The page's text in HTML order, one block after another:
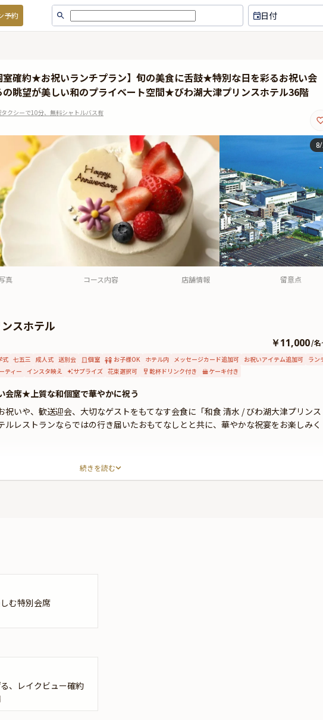
予約 日付
室確約★お祝いランチプラン】旬の美食に舌鼓★特別な日を彩るお祝い会
眺望が美しい和のプライベート空間★びわ湖大津プリンスホテル36階
クシーで10分、無料シャトルバス有
8/
真 コース内容 店舗情報 留意点
スホテル
￥11,000/名
式 七五三 成人式 送別会 個室 お子様OK ホテル内 メッセージカード追加可 お祝いアイテム追加可 ラン
ティー インスタ映え サプライズ 花束選択可 乾杯ドリンク付き ケーキ付き
会席★上質な和個室で華やかに祝う
祝いや、歓送迎会、大切なゲストをもてなす会食に「和食 清水 / びわ湖大津プリンス
レストランならではの行き届いたおもてなしとと共に、華やかな祝宴をお楽しみく
位置する「和食 清水」。眼下に広がる雄大な湖景と、空と水が溶け合うような眺望
ザートプレートやホールケーキ、花束、Anny限定のギフトやメッセージカードをご
席時に、ギフトはデザートタイムにご予約主様にお渡しいたしますので、サプライズ
続きを読む
む特別会席
、レイクビュー確約
とても 静かに お食事できて 美味
しく いただきました
両親の結婚記念日に招待
た。 私は行ってませんが
客も 大変満足だったみた
びでした。 次は私も絶対
す。